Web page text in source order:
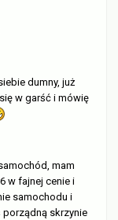
dumny, już
w garść i mówię
mam
w fajnej cenie i
samochodu i
skrzynie